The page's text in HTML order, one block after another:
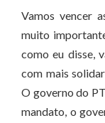
Vamos vencer
muito
como eu disse,
com mais
O governo do
mandato, o